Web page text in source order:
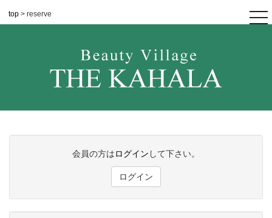
top > reserve
会員の方はログイン して下さい。
ログイン